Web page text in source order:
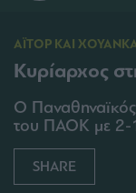
ΑΪΤΟΡ ΚΑΙ
Κυρίαρχος
Ο Παναθηναϊκός
του ΠΑΟΚ με 2-
SHARE